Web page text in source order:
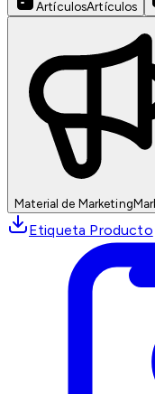
ArtículosArtículos
Material de Marketing
Etiqueta Producto